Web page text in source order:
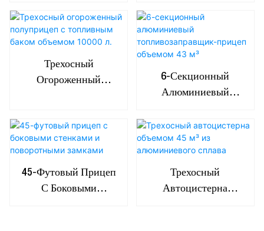
Порошковой Краски
Объемом 35 М³
Изготовленный На
Заказ.
Трехосный
Огороженный
Объемом 10000 Л.
6-Секционный
Алюминиевый
Прицеп Объемом 43
М³
45-Футовый Прицеп
С Боковыми
Трехосный
Автоцистерна